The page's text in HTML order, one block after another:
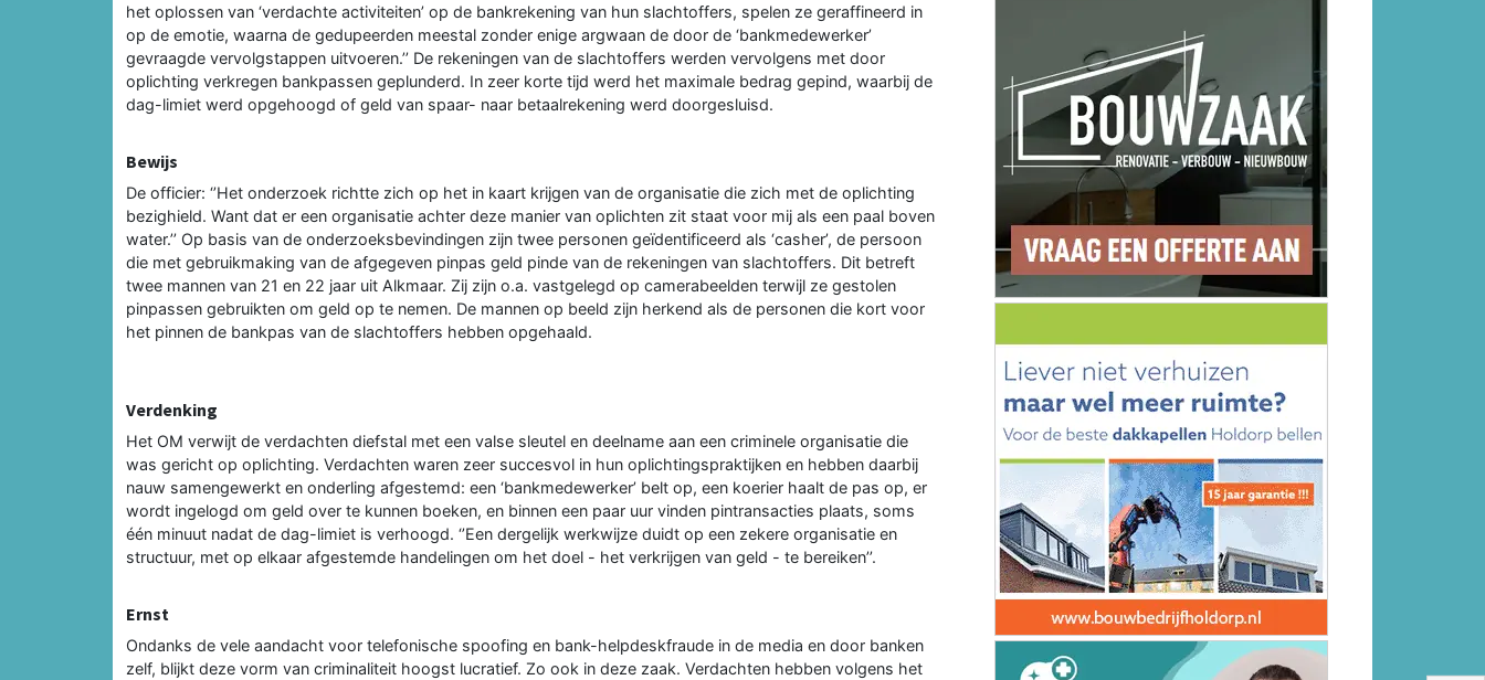
het oplossen van ‘verdachte activiteiten’ op de bankrekening van hun slachtoffers, spelen ze geraffineerd in
op de emotie, waarna de gedupeerden meestal zonder enige argwaan de door de ‘bankmedewerker’
gevraagde vervolgstappen uitvoeren.’’ De rekeningen van de slachtoffers werden vervolgens met door
oplichting verkregen bankpassen geplunderd. In zeer korte tijd werd het maximale bedrag gepind, waarbij de
dag-limiet werd opgehoogd of geld van spaar- naar betaalrekening werd doorgesluisd.
Bewijs
De officier: ‘’Het onderzoek richtte zich op het in kaart krijgen van de organisatie die zich met de oplichting
bezighield. Want dat er een organisatie achter deze manier van oplichten zit staat voor mij als een paal boven
water.’’ Op basis van de onderzoeksbevindingen zijn twee personen geïdentificeerd als ‘casher’, de persoon
die met gebruikmaking van de afgegeven pinpas geld pinde van de rekeningen van slachtoffers. Dit betreft
twee mannen van 21 en 22 jaar uit Alkmaar. Zij zijn o.a. vastgelegd op camerabeelden terwijl ze gestolen
pinpassen gebruikten om geld op te nemen. De mannen op beeld zijn herkend als de personen die kort voor
het pinnen de bankpas van de slachtoffers hebben opgehaald.
Verdenking
Het OM verwijt de verdachten diefstal met een valse sleutel en deelname aan een criminele organisatie die
was gericht op oplichting. Verdachten waren zeer succesvol in hun oplichtingspraktijken en hebben daarbij
nauw samengewerkt en onderling afgestemd: een ‘bankmedewerker’ belt op, een koerier haalt de pas op, er
wordt ingelogd om geld over te kunnen boeken, en binnen een paar uur vinden pintransacties plaats, soms
één minuut nadat de dag-limiet is verhoogd. ‘’Een dergelijk werkwijze duidt op een zekere organisatie en
structuur, met op elkaar afgestemde handelingen om het doel - het verkrijgen van geld - te bereiken’’.
Ernst
Ondanks de vele aandacht voor telefonische spoofing en bank-helpdeskfraude in de media en door banken
zelf, blijkt deze vorm van criminaliteit hoogst lucratief. Zo ook in deze zaak. Verdachten hebben volgens het